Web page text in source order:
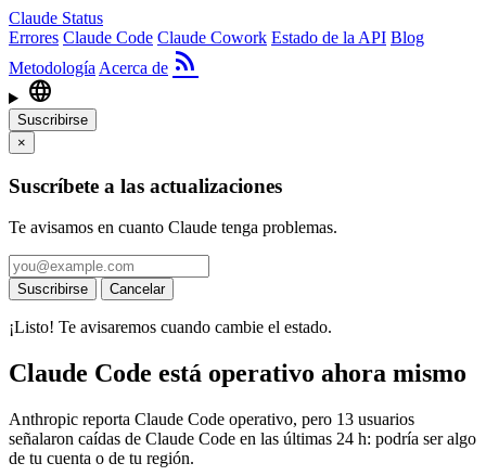
Claude Status
Errores Claude Code Claude Cowork Estado de la API Blog
Metodología Acerca de rss_feed
language
Suscribirse
×
Suscríbete a las actualizaciones
Te avisamos en cuanto Claude tenga problemas.
Suscribirse Cancelar
¡Listo! Te avisaremos cuando cambie el estado.
Claude Code está operativo ahora mismo
Anthropic reporta Claude Code operativo, pero 13 usuarios
señalaron caídas de Claude Code en las últimas 24 h: podría ser algo
de tu cuenta o de tu región.